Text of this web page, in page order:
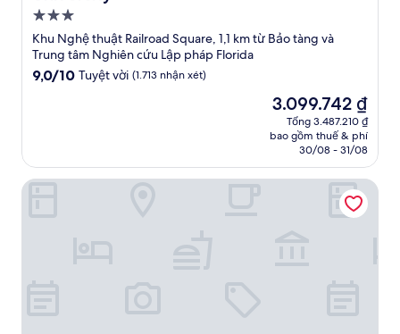
Nơi
lưu
trú
3.0
Khu Nghệ thuật Railroad Square, 1,1 km từ Bảo tàng và
Trung tâm Nghiên cứu Lập pháp Florida
9.0
nhận
xét)
9,0/10 Tuyệt vời (1.713 nhận xét)
Giá
hiện
tại
3.099.742 ₫
3.099.742 ₫
Tổng 3.487.210 ₫
bao gồm thuế & phí
30/08 - 31/08
Hampton Inn & Suites Tallahassee Capitol - University